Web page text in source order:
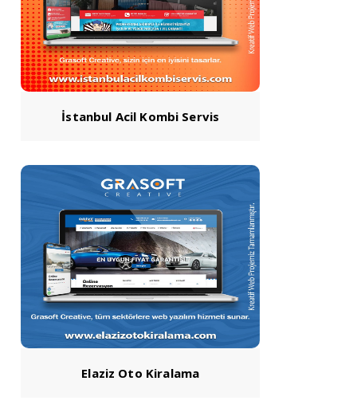
İstanbul Acil Kombi Servis
Elaziz Oto Kiralama